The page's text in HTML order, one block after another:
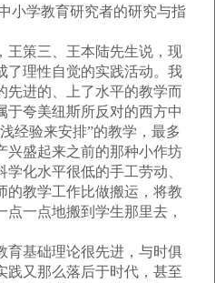
学教育研究者的研究与指
策三、王本陆先生说，现
了理性自觉的实践活动。我
先进的、上了水平的教学而
于夸美纽斯所反对的西方中
经验来安排”的教学，最多
兴盛起来之前的那种小作坊
化水平很低的手工劳动、
的教学工作比做搬运，将教
一点地搬到学生那里去，
基础理论很先进，与时俱
践又那么落后于时代，甚至